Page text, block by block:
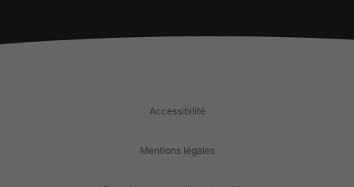
Accessibilité
Mentions légales